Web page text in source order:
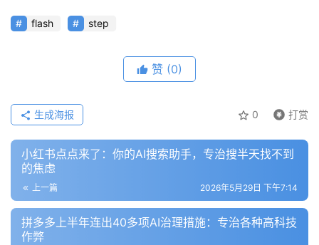
模
报
告
flash step
赞 (0)
0 打赏
生成海报
小红书点点来了：你的AI搜索助手，专治搜半天找不到
的焦虑
上一篇 2026年5月29日 下午7:14
拼多多上半年连出40多项AI治理措施：专治各种高科技
作弊